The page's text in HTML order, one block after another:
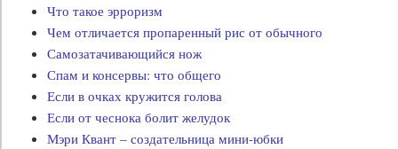
Что такое эрроризм
Чем отличается пропаренный рис от обычного
Самозатачивающийся нож
Спам и консервы: что общего
Если в очках кружится голова
Если от чеснока болит желудок
Мэри Квант – создательница мини-юбки